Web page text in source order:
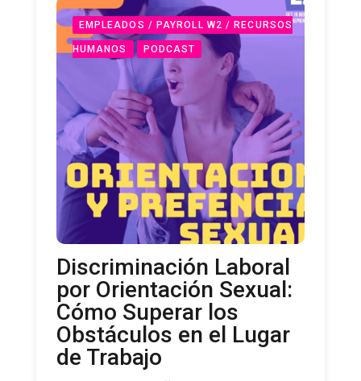
EMPLEADOS / PAYROLL W2 / RECURSOS
HUMANOS PODCAST
Discriminación Laboral
por Orientación Sexual:
Cómo Superar los
Obstáculos en el Lugar
de Trabajo
Anali Malaver